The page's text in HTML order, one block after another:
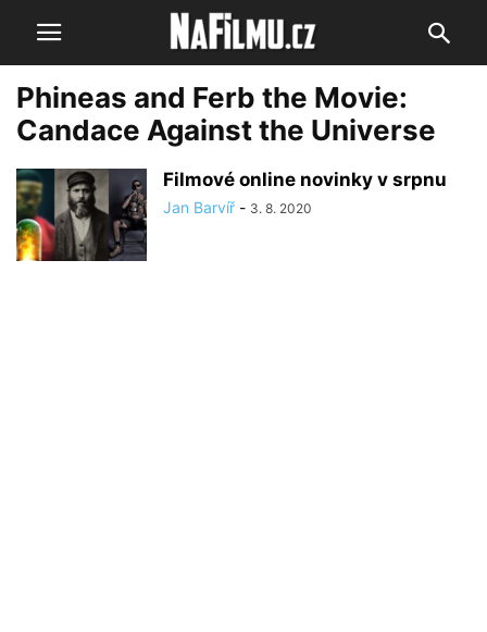
Phineas and Ferb the Movie:
Candace Against the Universe
Filmové online novinky v srpnu
Jan Barvíř - 3. 8. 2020